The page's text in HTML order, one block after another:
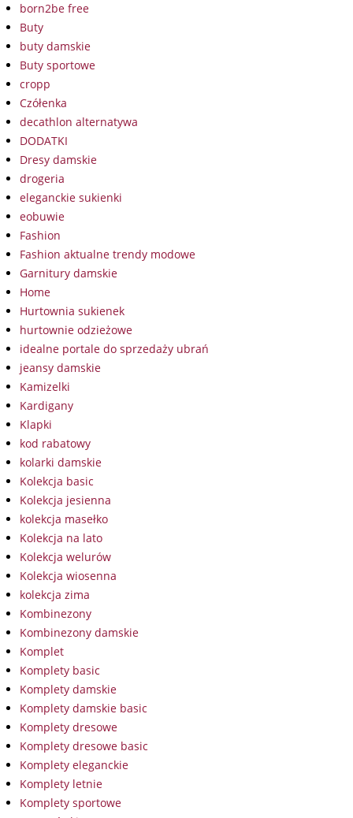
born2be free
Buty
buty damskie
Buty sportowe
cropp
Czółenka
decathlon alternatywa
DODATKI
Dresy damskie
drogeria
eleganckie sukienki
eobuwie
Fashion
Fashion aktualne trendy modowe
Garnitury damskie
Home
Hurtownia sukienek
hurtownie odzieżowe
idealne portale do sprzedaży ubrań
jeansy damskie
Kamizelki
Kardigany
Klapki
kod rabatowy
kolarki damskie
Kolekcja basic
Kolekcja jesienna
kolekcja masełko
Kolekcja na lato
Kolekcja welurów
Kolekcja wiosenna
kolekcja zima
Kombinezony
Kombinezony damskie
Komplet
Komplety basic
Komplety damskie
Komplety damskie basic
Komplety dresowe
Komplety dresowe basic
Komplety eleganckie
Komplety letnie
Komplety sportowe